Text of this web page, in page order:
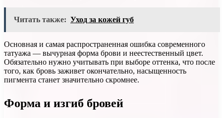
Читать также: Уход за кожей губ
Основная и самая распространенная ошибка современного
татуажа — вычурная форма брови и неестественный цвет.
Обязательно нужно учитывать при выборе оттенка, что после
того, как бровь заживет окончательно, насыщенность
пигмента станет значительно скромнее.
Форма и изгиб бровей